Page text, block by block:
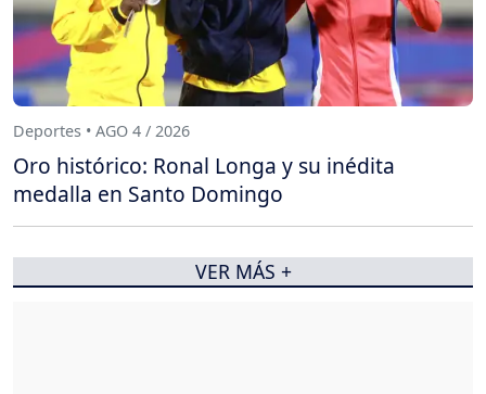
Deportes • AGO 4 / 2026
Oro histórico: Ronal Longa y su inédita
medalla en Santo Domingo
VER MÁS +